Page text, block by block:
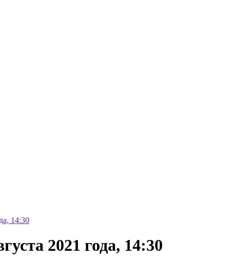
14:30
2021 года, 14:30